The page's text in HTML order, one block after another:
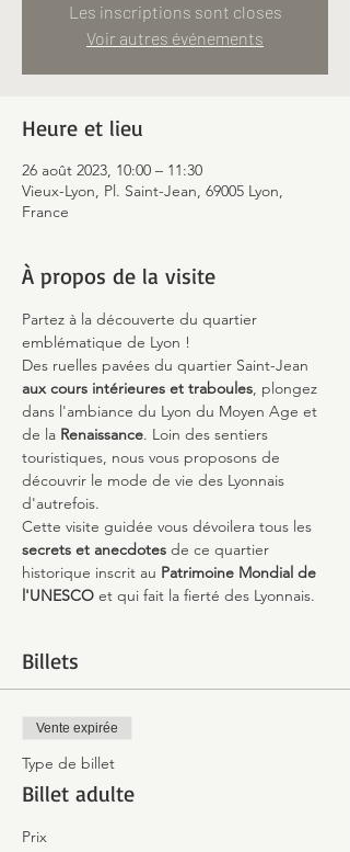
Les inscriptions sont closes
Voir autres événements
Heure et lieu
26 août 2023, 10:00 – 11:30
Vieux-Lyon, Pl. Saint-Jean, 69005 Lyon,
France
À propos de la visite
Partez à la découverte du quartier
emblématique de Lyon !
Des ruelles pavées du quartier Saint-Jean
aux cours intérieures et traboules, plongez
dans l'ambiance du Lyon du Moyen Age et
de la Renaissance. Loin des sentiers
touristiques, nous vous proposons de
découvrir le mode de vie des Lyonnais
d'autrefois.
Cette visite guidée vous dévoilera tous les
secrets et anecdotes de ce quartier
historique inscrit au Patrimoine Mondial de
l'UNESCO et qui fait la fierté des Lyonnais.
Billets
Vente expirée
Type de billet
Billet adulte
Prix